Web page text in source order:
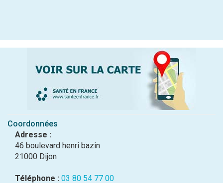
Coordonnées
Adresse :
46 boulevard henri bazin
21000 Dijon
Téléphone : 03 80 54 77 00